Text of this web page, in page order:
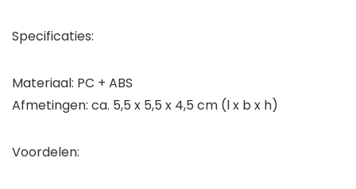
Specificaties:
Materiaal: PC + ABS
Afmetingen: ca. 5,5 x 5,5 x 4,5 cm (l x b x h)
Voordelen: